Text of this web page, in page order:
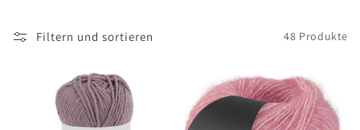
Filtern und sortieren 48 Produkte